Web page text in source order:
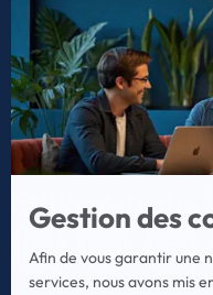
Politique de
Politique de gestion
Hébergement des
Signalement –
Suivez-nous !